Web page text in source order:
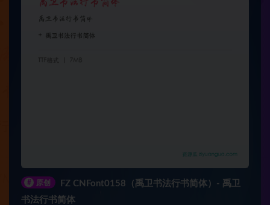
# 原创
FZ CNFont0158（禹卫书法行书简体）- 禹卫
书法行书简体